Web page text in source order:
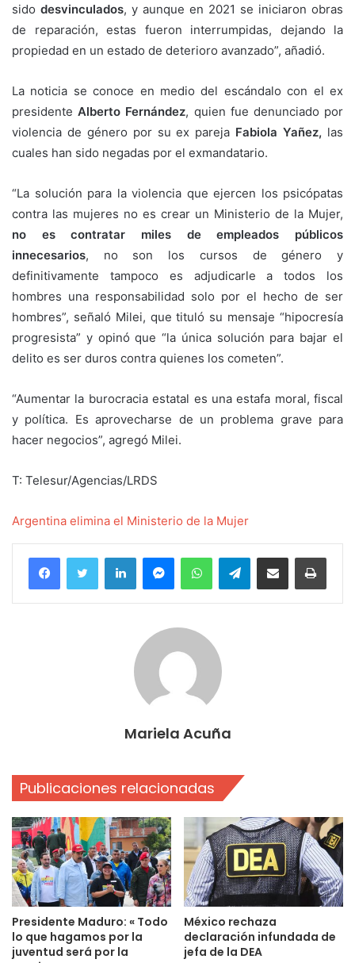
sido desvinculados, y aunque en 2021 se iniciaron obras
de reparación, estas fueron interrumpidas, dejando la
propiedad en un estado de deterioro avanzado”, añadió.
La noticia se conoce en medio del escándalo con el ex
presidente Alberto Fernández, quien fue denunciado por
violencia de género por su ex pareja Fabiola Yañez, las
cuales han sido negadas por el exmandatario.
“La solución para la violencia que ejercen los psicópatas
contra las mujeres no es crear un Ministerio de la Mujer,
no es contratar miles de empleados públicos
innecesarios, no son los cursos de género y
definitivamente tampoco es adjudicarle a todos los
hombres una responsabilidad solo por el hecho de ser
hombres”, señaló Milei, que tituló su mensaje “hipocresía
progresista” y opinó que “la única solución para bajar el
delito es ser duros contra quienes los cometen”.
“Aumentar la burocracia estatal es una estafa moral, fiscal
y política. Es aprovecharse de un problema grave para
hacer negocios”, agregó Milei.
T: Telesur/Agencias/LRDS
Argentina elimina el Ministerio de la Mujer
FacebookTwitter LinkedInMessengerWhatsAppTelegramCompartir por correo electrónico
Mariela Acuña
Publicaciones relacionadas
Presidente Maduro: « Todo
lo que hagamos por la
juventud será por la
México rechaza
declaración infundada de
jefa de la DEA